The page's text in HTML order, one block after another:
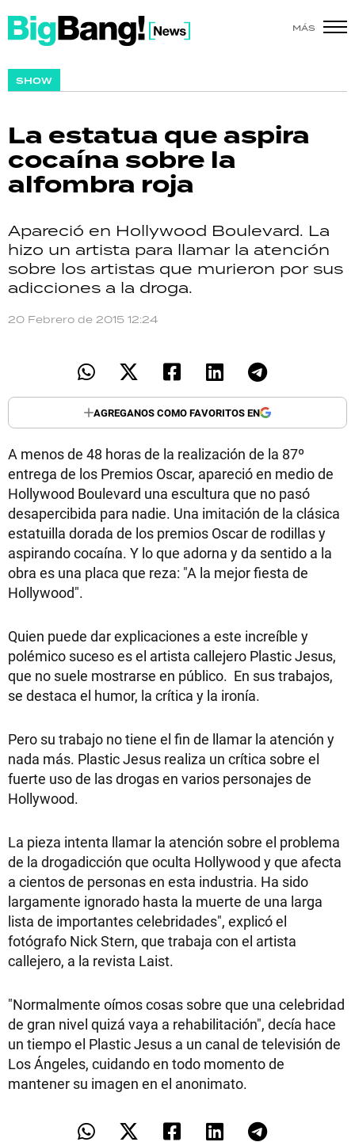
MÁS
SHOW
La estatua que aspira
cocaína sobre la
alfombra roja
Apareció en Hollywood Boulevard. La
hizo un artista para llamar la atención
sobre los artistas que murieron por sus
adicciones a la droga.
20 Febrero de 2015 12:24
AGREGANOS COMO FAVORITOS EN
A menos de 48 horas de la realización de la 87º
entrega de los Premios Oscar, apareció en medio de
Hollywood Boulevard una escultura que no pasó
desapercibida para nadie. Una imitación de la clásica
estatuilla dorada de los premios Oscar de rodillas y
aspirando cocaína. Y lo que adorna y da sentido a la
obra es una placa que reza: "A la mejor fiesta de
Hollywood".
Quien puede dar explicaciones a este increíble y
polémico suceso es el artista callejero Plastic Jesus,
que no suele mostrarse en público. En sus trabajos,
se destaca el humor, la crítica y la ironía.
Pero su trabajo no tiene el fin de llamar la atención y
nada más. Plastic Jesus realiza un crítica sobre el
fuerte uso de las drogas en varios personajes de
Hollywood.
La pieza intenta llamar la atención sobre el problema
de la drogadicción que oculta Hollywood y que afecta
a cientos de personas en esta industria. Ha sido
largamente ignorado hasta la muerte de una larga
lista de importantes celebridades", explicó el
fotógrafo Nick Stern, que trabaja con el artista
callejero, a la revista Laist.
"Normalmente oímos cosas sobre que una celebridad
de gran nivel quizá vaya a rehabilitación", decía hace
un tiempo el Plastic Jesus a un canal de televisión de
Los Ángeles, cuidando en todo momento de
mantener su imagen en el anonimato.
SHOW
ACTUALIDAD
POLICIALES
ECONOMÍA
GRAN HERMANO
SALUD
TECNOLOGÍA
RECETAS
PALABRAS
HORÓSCOPO
Seguinos